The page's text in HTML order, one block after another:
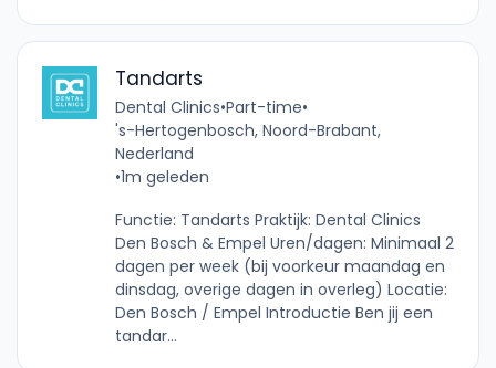
Tandarts
Dental Clinics•Part-time•
's-Hertogenbosch, Noord-Brabant,
Nederland
•1m geleden
Functie: Tandarts Praktijk: Dental Clinics
Den Bosch & Empel Uren/dagen: Minimaal 2
dagen per week (bij voorkeur maandag en
dinsdag, overige dagen in overleg) Locatie:
Den Bosch / Empel Introductie Ben jij een
tandar...